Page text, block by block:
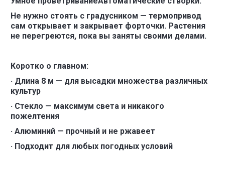
Не нужно стоять с градусником — термопривод
сам открывает и закрывает форточки. Растения
не перегреются, пока вы заняты своими делами.
Коротко о главном:
· Длина 8 м — для высадки множества различных
культур
· Стекло — максимум света и никакого
пожелтения
· Алюминий — прочный и не ржавеет
· Подходит для любых погодных условий